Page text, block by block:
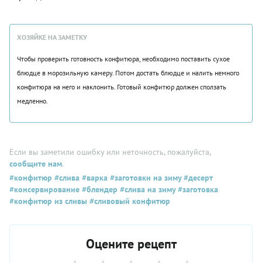
ХОЗЯЙКЕ НА ЗАМЕТКУ
Чтобы проверить готовность конфитюра, необходимо поставить сухое
блюдце в морозильную камеру. Потом достать блюдце и налить немного
конфитюра на него и наклонить. Готовый конфитюр должен сползать
медленно.
Если вы заметили ошибку или неточность, пожалуйста,
сообщите нам.
#конфитюр #слива #варка #заготовки на зиму#десерт
#консервирование #блендер #слива на зиму#заготовка
#конфитюр из сливы #сливовый конфитюр
Оцените рецепт